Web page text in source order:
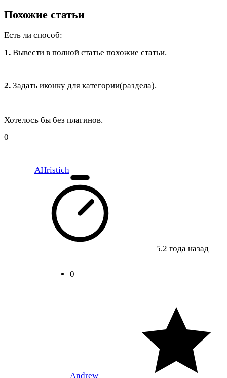
Похожие статьи
Есть ли способ:
1. Вывести в полной статье похожие статьи.
2. Задать иконку для категории(раздела).
Хотелось бы без плагинов.
0
AHristich
5.2 года назад
0
Andrew